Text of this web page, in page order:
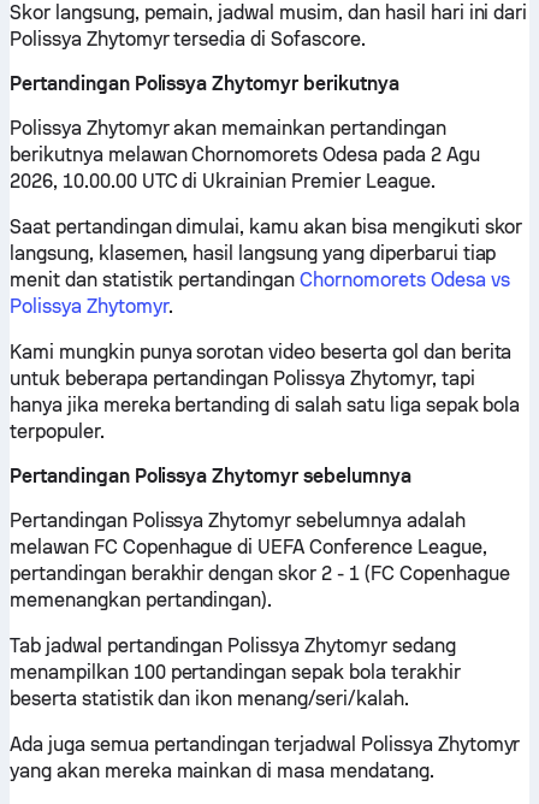
Skor langsung, pemain, jadwal musim, dan hasil hari ini dari
Polissya Zhytomyr tersedia di Sofascore.
Pertandingan Polissya Zhytomyr berikutnya
Polissya Zhytomyr akan memainkan pertandingan
berikutnya melawan Chornomorets Odesa pada 2 Agu
2026, 10.00.00 UTC di Ukrainian Premier League.
Saat pertandingan dimulai, kamu akan bisa mengikuti skor
langsung, klasemen, hasil langsung yang diperbarui tiap
menit dan statistik pertandinganChornomorets Odesa vs
Polissya Zhytomyr.
Kami mungkin punya sorotan video beserta gol dan berita
untuk beberapa pertandingan Polissya Zhytomyr, tapi
hanya jika mereka bertanding di salah satu liga sepak bola
terpopuler.
Pertandingan Polissya Zhytomyr sebelumnya
Pertandingan Polissya Zhytomyr sebelumnya adalah
melawan FC Copenhague di UEFA Conference League,
pertandingan berakhir dengan skor 2 - 1 (FC Copenhague
memenangkan pertandingan).
Tab jadwal pertandingan Polissya Zhytomyr sedang
menampilkan 100 pertandingan sepak bola terakhir
beserta statistik dan ikon menang/seri/kalah.
Ada juga semua pertandingan terjadwal Polissya Zhytomyr
yang akan mereka mainkan di masa mendatang.